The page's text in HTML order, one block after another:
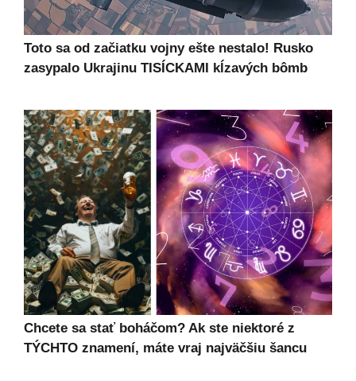
Toto sa od začiatku vojny ešte nestalo! Rusko
zasypalo Ukrajinu TISÍCKAMI kĺzavých bômb
Chcete sa stať boháčom? Ak ste niektoré z
TÝCHTO znamení, máte vraj najväčšiu šancu